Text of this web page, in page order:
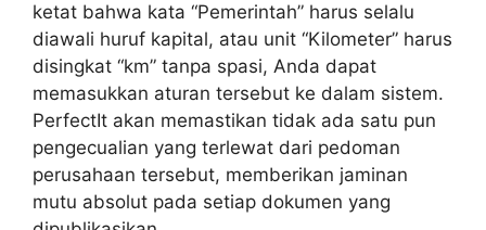
ketat bahwa kata “Pemerintah” harus selalu
diawali huruf kapital, atau unit “Kilometer” harus
disingkat “km” tanpa spasi, Anda dapat
memasukkan aturan tersebut ke dalam sistem.
PerfectIt akan memastikan tidak ada satu pun
pengecualian yang terlewat dari pedoman
perusahaan tersebut, memberikan jaminan
mutu absolut pada setiap dokumen yang